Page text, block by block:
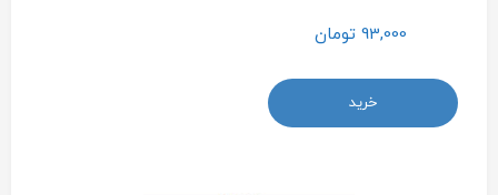
93,000 تومان
خرید